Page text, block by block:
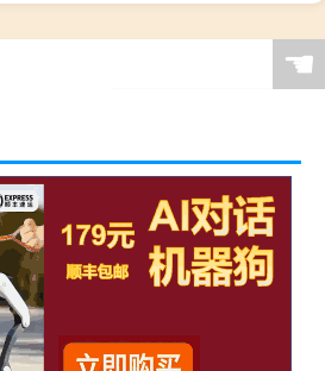
☚